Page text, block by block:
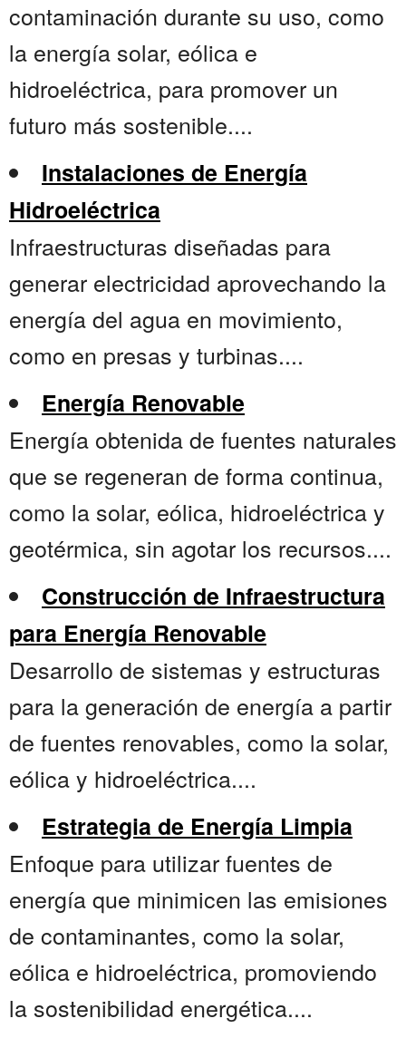
contaminación durante su uso, como
la energía solar, eólica e
hidroeléctrica, para promover un
futuro más sostenible....
Instalaciones de Energía
Hidroeléctrica
Infraestructuras diseñadas para
generar electricidad aprovechando la
energía del agua en movimiento,
como en presas y turbinas....
Energía Renovable
Energía obtenida de fuentes naturales
que se regeneran de forma continua,
como la solar, eólica, hidroeléctrica y
geotérmica, sin agotar los recursos....
Construcción de Infraestructura
para Energía Renovable
Desarrollo de sistemas y estructuras
para la generación de energía a partir
de fuentes renovables, como la solar,
eólica y hidroeléctrica....
Estrategia de Energía Limpia
Enfoque para utilizar fuentes de
energía que minimicen las emisiones
de contaminantes, como la solar,
eólica e hidroeléctrica, promoviendo
la sostenibilidad energética....